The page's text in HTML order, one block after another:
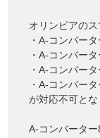
オリンピアの
・A-コンバー
・A-コンバー
・A-コンバー
・A-コンバー
が対応不可とな
A-コンバーター